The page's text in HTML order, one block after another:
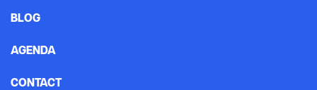
BLOG
AGENDA
CONTACT